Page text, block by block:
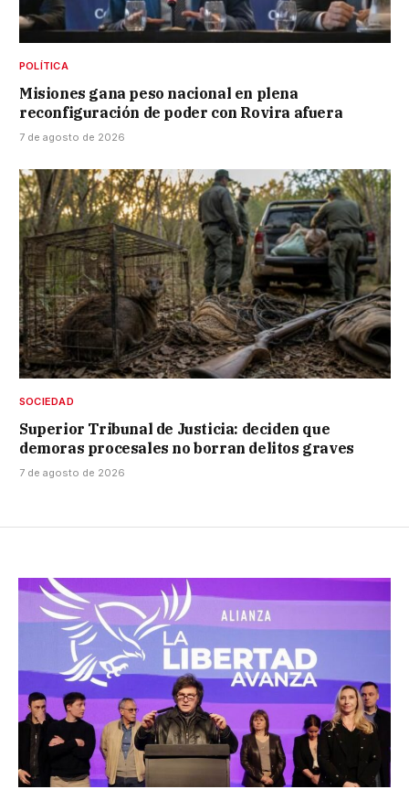
POLÍTICA
Misiones gana peso nacional en plena
reconfiguración de poder con Rovira afuera
7 de agosto de 2026
SOCIEDAD
Superior Tribunal de Justicia: deciden que
demoras procesales no borran delitos graves
7 de agosto de 2026